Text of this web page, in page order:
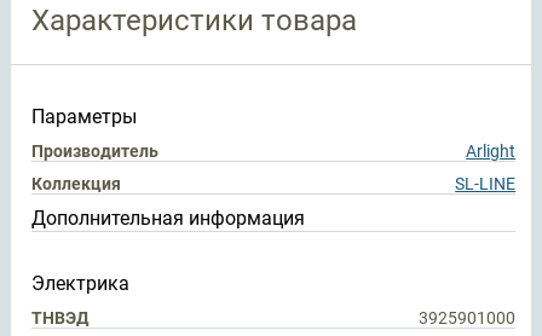
Характеристики товара
Параметры
Производитель
Arlight
Коллекция
SL-LINE
Дополнительная информация
Электрика
ТНВЭД 3925901000